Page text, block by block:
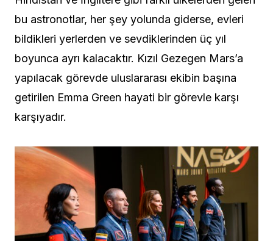
bu astronotlar, her şey yolunda giderse, evleri
bildikleri yerlerden ve sevdiklerinden üç yıl
boyunca ayrı kalacaktır. Kızıl Gezegen Mars’a
yapılacak görevde uluslararası ekibin başına
getirilen Emma Green hayati bir görevle karşı
karşıyadır.